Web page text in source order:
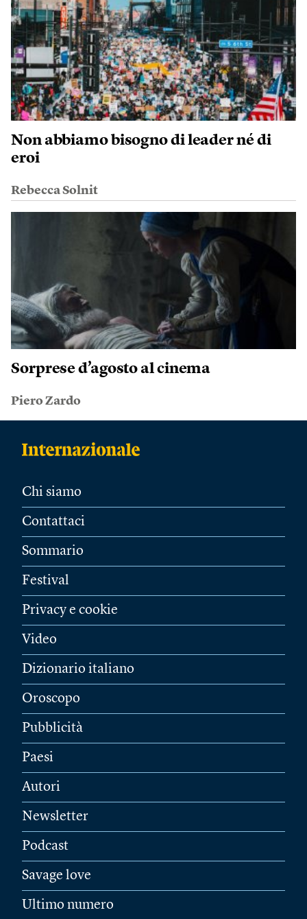
Non abbiamo bisogno di leader né di
eroi
Rebecca Solnit
Sorprese d’agosto al cinema
Piero Zardo
Chi siamo
Contattaci
Sommario
Festival
Privacy e cookie
Video
Dizionario italiano
Oroscopo
Pubblicità
Paesi
Autori
Newsletter
Podcast
Savage love
Ultimo numero